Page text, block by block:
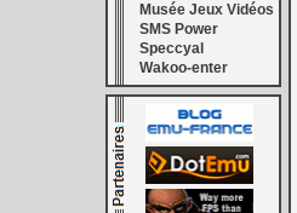
Musée Jeux Vidéos
SMS Power
Speccyal
Wakoo-enter